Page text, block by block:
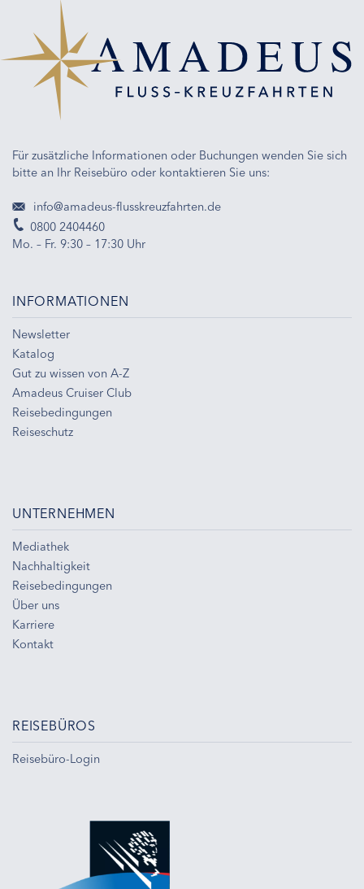
Für zusätzliche Informationen oder Buchungen wenden Sie sich
bitte an Ihr Reisebüro oder kontaktieren Sie uns:
info@amadeus-flusskreuzfahrten.de
0800 2404460
Mo. – Fr. 9:30 – 17:30 Uhr
INFORMATIONEN
Newsletter
Katalog
Gut zu wissen von A-Z
Amadeus Cruiser Club
Reisebedingungen
Reiseschutz
UNTERNEHMEN
Mediathek
Nachhaltigkeit
Reisebedingungen
Über uns
Karriere
Kontakt
REISEBÜROS
Reisebüro-Login